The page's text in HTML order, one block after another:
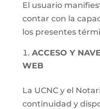
El usuario
contar con la
los presentes
ACCESO Y
WEB
La UCNC y el
continuidad y